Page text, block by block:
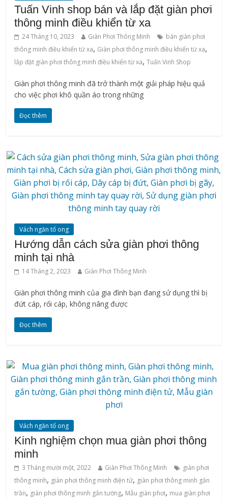
Tuấn Vinh shop bán và lắp đặt giàn phơi
thông minh điều khiển từ xa
24 Tháng 10, 2023 Giàn Phơi Thông Minh
bán giàn phơi
thông minh điều khiển từ xa, Giàn phơi thông minh điều khiển từ xa,
lắp đặt giàn phơi thông minh điều khiển từ xa,Tuấn Vinh Shop
Giàn phơi thông minh đã trở thành một giải pháp hiệu quả
cho việc phơi khô quần áo trong những
Đọc thêm
Vách ngăn tổ ong
Hướng dẫn cách sửa giàn phơi thông
minh tại nhà
14 Tháng 2, 2023 Giàn Phơi Thông Minh
Giàn phơi thông minh của gia đình bạn đang sử dụng thì bị
đứt cáp, rối cáp, không nâng được
Đọc thêm
Vách ngăn tổ ong
Kinh nghiệm chọn mua giàn phơi thông
minh
3 Tháng mười một, 2022 Giàn Phơi Thông Minh
‌giàn‌ ‌phơi‌
‌thông‌ ‌minh, giàn phơi thông minh điện tử, giàn phơi thông minh gắn
trần, giàn phơi thông minh gắn tường, Mẫu giàn phơi, mua giàn phơi